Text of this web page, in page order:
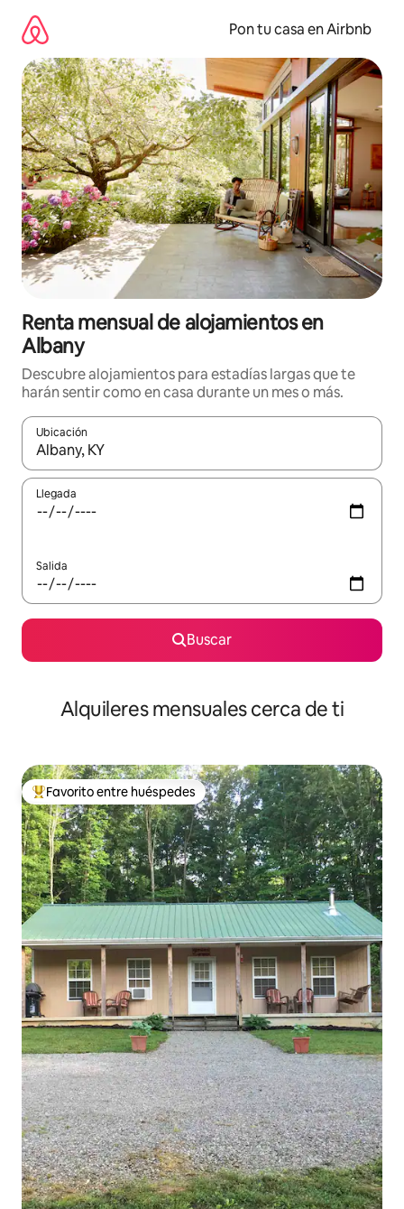
contenido
Pon tu casa en Airbnb
Renta mensual de alojamientos en
Albany
Descubre alojamientos para estadías largas que te
harán sentir como en casa durante un mes o más.
Ubicación
Cuando los resultados estén disponibles, navega con las
Llegada
Salida
Buscar
Alquileres mensuales cerca de ti
Favorito entre huéspedes preferido
Favorito entre huéspedes